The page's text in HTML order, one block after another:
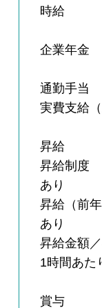
時給
企業年金
通勤手当
実費支給
昇給
昇給制度
あり
昇給（前年
あり
昇給金額
1時間あた
賞与